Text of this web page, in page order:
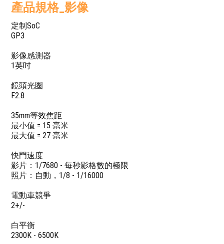
產品規格_影像
定制SoC
GP3
影像感測器
1英吋
鏡頭光圈
F2.8
35mm等效焦距
最小值 = 15 毫米
最大值 = 27 毫米
快門速度
影片：1/7680 - 每秒影格數的極限
照片：自動，1/8 - 1/16000
電動車競爭
2+/-
白平衡
2300K - 6500K